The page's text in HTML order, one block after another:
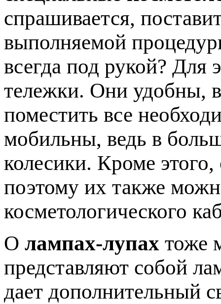
спрашивается,
выполняемой
всегда под рукой? Для
тележки. Они удобны,
поместить все
мобильны, ведь в
колесики. Кроме
поэтому их также
косметологического
О лампах-лупах тоже
представляют собой
дает дополнительный